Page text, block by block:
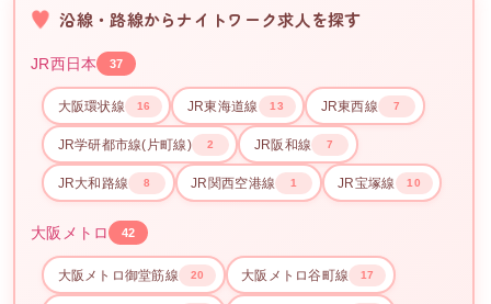
沿線・路線からナイトワーク求人を探す
JR西日本 37
大阪環状線 16 JR東海道線 13 JR東西線 7
JR学研都市線(片町線) 2 JR阪和線 7
JR大和路線 8 JR関西空港線 1 JR宝塚線 10
大阪メトロ 42
大阪メトロ御堂筋線 20 大阪メトロ谷町線 17